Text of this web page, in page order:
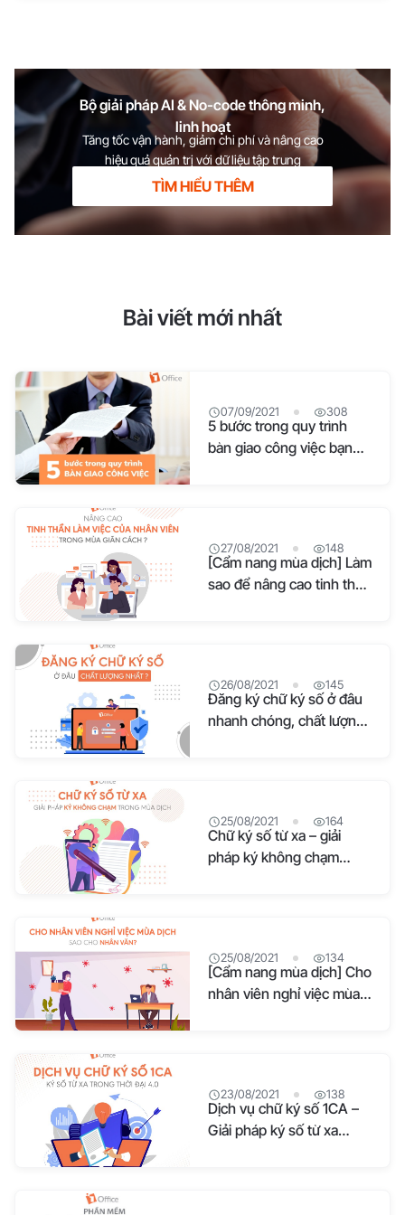
Bộ giải pháp AI & No-code thông minh,
linh hoạt
Tăng tốc vận hành, giảm chi phí và nâng cao
hiệu quả quản trị với dữ liệu tập trung
TÌM HIỂU THÊM
Bài viết mới nhất
07/09/2021 308
5 bước trong quy trình
bàn giao công việc bạn
27/08/2021 148
[Cẩm nang mùa dịch] Làm
sao để nâng cao tinh thần
26/08/2021 145
Đăng ký chữ ký số ở đâu
nhanh chóng, chất lượng
25/08/2021 164
Chữ ký số từ xa – giải
pháp ký không chạm
25/08/2021 134
[Cẩm nang mùa dịch] Cho
nhân viên nghỉ việc mùa
23/08/2021 138
Dịch vụ chữ ký số 1CA –
Giải pháp ký số từ xa